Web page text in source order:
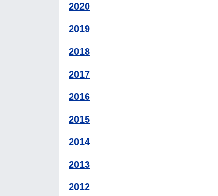
2020
2019
2018
2017
2016
2015
2014
2013
2012